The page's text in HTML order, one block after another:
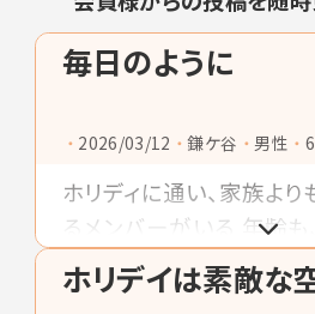
毎日のように
2026/03/12 鎌ケ谷 男性
ホリディに通い、家族よ
るメンバーがいる 年齢も
名前も知らない人さえい
顔を見ないと心配になっ
ホリデイは素敵な